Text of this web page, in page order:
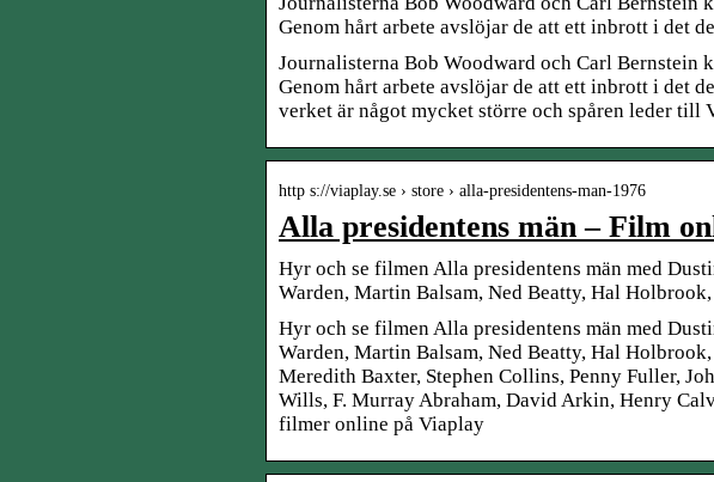
Genom hårt arbete avslöjar de att ett inbrott i det
Journalisterna Bob Woodward och Carl Bernstein
Genom hårt arbete avslöjar de att ett inbrott i det
verket är något mycket större och spåren leder till
http s://viaplay.se › store › alla-presidentens-man-1976
Alla presidentens män – Film
Hyr och se filmen Alla presidentens män med
Warden, Martin Balsam, Ned Beatty, Hal
Hyr och se filmen Alla presidentens män med
Warden, Martin Balsam, Ned Beatty, Hal Holbrook,
Meredith Baxter, Stephen Collins, Penny Fuller,
Wills, F. Murray Abraham, David Arkin, Henry
filmer online på Viaplay